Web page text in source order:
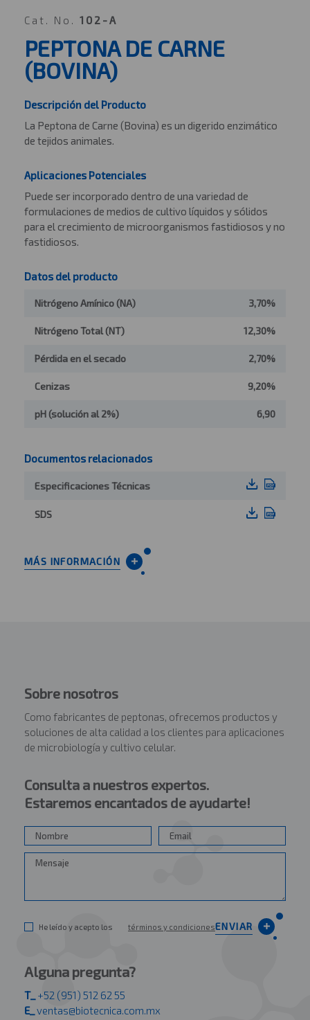
Cat. No. 102-A
PEPTONA DE CARNE
(BOVINA)
Descripción del Producto
La Peptona de Carne (Bovina) es un digerido enzimático
de tejidos animales.
Aplicaciones Potenciales
Puede ser incorporado dentro de una variedad de
formulaciones de medios de cultivo líquidos y sólidos
para el crecimiento de microorganismos fastidiosos y no
fastidiosos.
Datos del producto
Nitrógeno Amínico (NA) 3,70%
Nitrógeno Total (NT) 12,30%
Pérdida en el secado 2,70%
Cenizas 9,20%
pH (solución al 2%) 6,90
Documentos relacionados
Especificaciones Técnicas
SDS
MÁS INFORMACIÓN
Sobre nosotros
Como fabricantes de peptonas, ofrecemos productos y
soluciones de alta calidad a los clientes para aplicaciones
de microbiología y cultivo celular.
Consulta a nuestros expertos.
Estaremos encantados de ayudarte!
He leído y acepto los términos y condicionesENVIAR
Alguna pregunta?
T_ +52 (951) 512 62 55
E_ ventas@biotecnica.com.mx